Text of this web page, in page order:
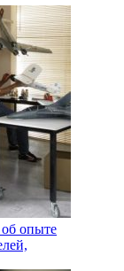
опыте